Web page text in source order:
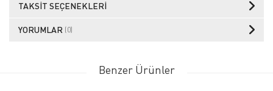
TAKSIT SEÇENEKLERI
YORUMLAR (0)
Benzer Ürünler